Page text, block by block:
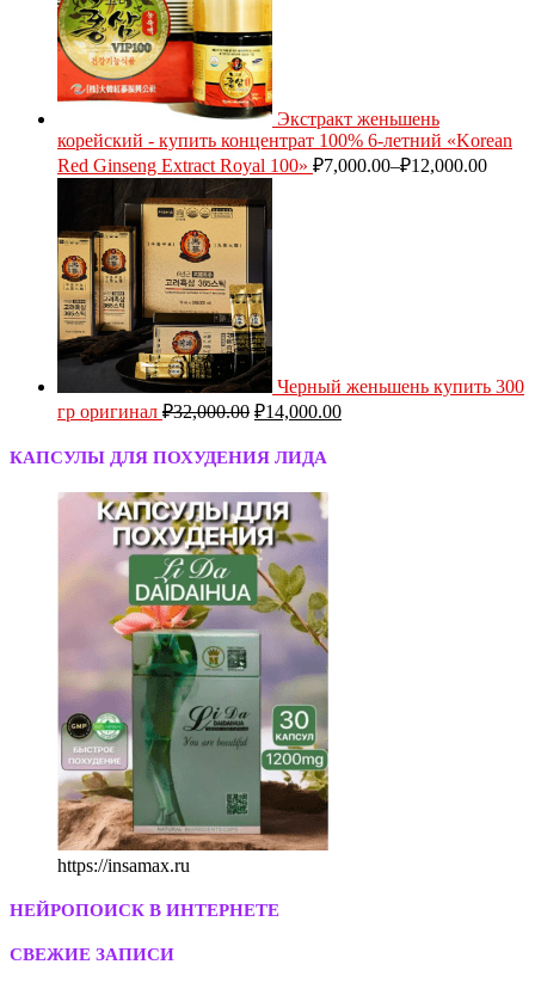
Экстракт женьшень
корейский - купить концентрат 100% 6-летний «Korean
Red Ginseng Extract Royal 100» ₽7,000.00–₽12,000.00
Черный женьшень купить 300
гр оригинал ₽32,000.00 ₽14,000.00
КАПСУЛЫ ДЛЯ ПОХУДЕНИЯ ЛИДА
https://insamax.ru
НЕЙРОПОИСК В ИНТЕРНЕТЕ
СВЕЖИЕ ЗАПИСИ